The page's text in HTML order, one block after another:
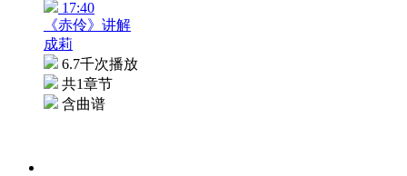
17:40
《赤伶》讲解
成莉
6.7千次播放
共1章节
含曲谱